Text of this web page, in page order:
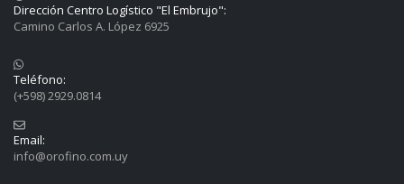
Dirección Centro Logístico "El Embrujo":
Camino Carlos A. López 6925
Teléfono:
(+598) 2929.0814
Email:
info@orofino.com.uy